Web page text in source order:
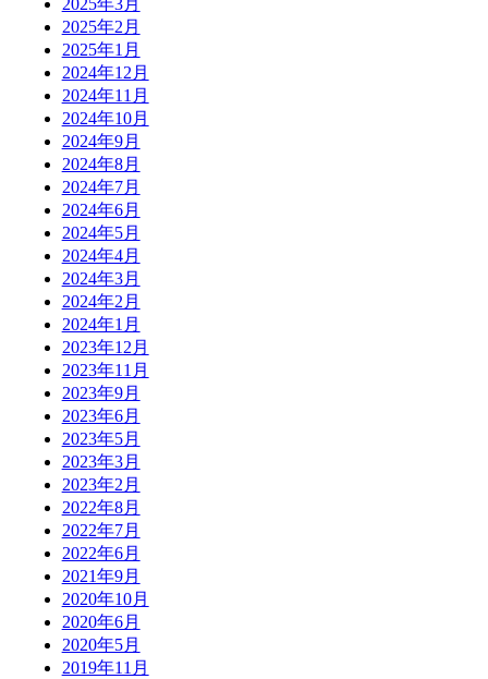
2025年3月
2025年2月
2025年1月
2024年12月
2024年11月
2024年10月
2024年9月
2024年8月
2024年7月
2024年6月
2024年5月
2024年4月
2024年3月
2024年2月
2024年1月
2023年12月
2023年11月
2023年9月
2023年6月
2023年5月
2023年3月
2023年2月
2022年8月
2022年7月
2022年6月
2021年9月
2020年10月
2020年6月
2020年5月
2019年11月